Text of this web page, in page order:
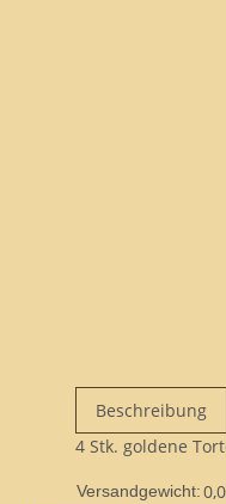
Beschreibung
4 Stk. goldene
Versandgewicht: